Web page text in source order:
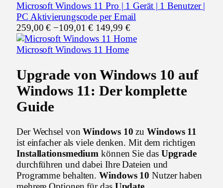
Microsoft Windows 11 Pro | 1 Gerät | 1 Benutzer |
PC Aktivierungscode per Email
259,00 € −109,01 € 149,99 €
Microsoft Windows 11 Home
Upgrade von Windows 10 auf
Windows 11: Der komplette
Guide
Der Wechsel vonWindows 10 zuWindows 11
ist einfacher als viele denken. Mit dem richtigen
Installationsmedium können Sie das Upgrade
durchführen und dabei Ihre Dateien und
Programme behalten.Windows 10 Nutzer haben